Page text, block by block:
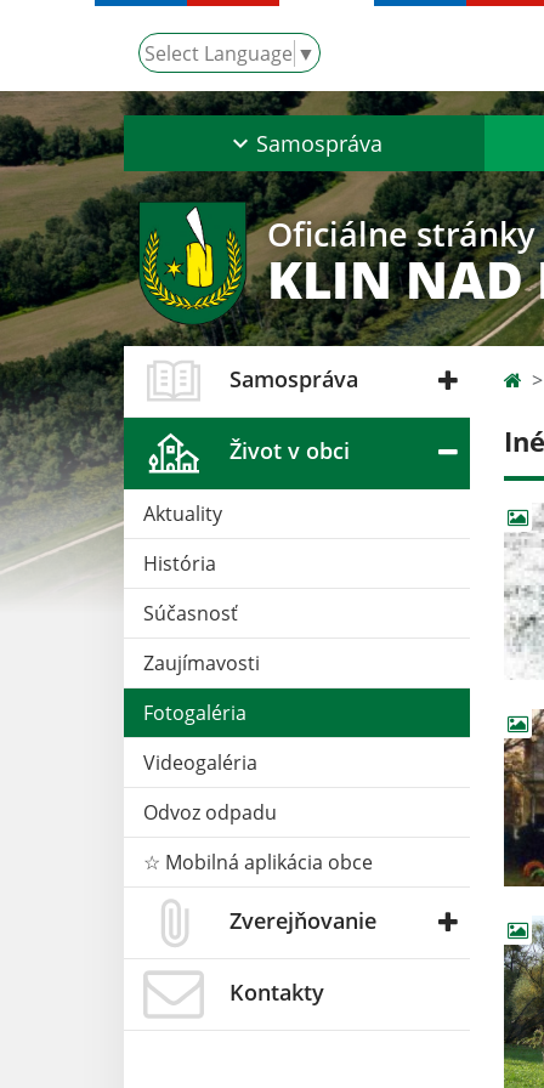
Select Language ▼
Samospráva
Oficiálne stránky
KLIN NAD
Samospráva
Život v obci
Aktuality
História
Súčasnosť
Zaujímavosti
Fotogaléria
Videogaléria
Odvoz odpadu
☆ Mobilná aplikácia obce
Zverejňovanie
Kontakty
Iné